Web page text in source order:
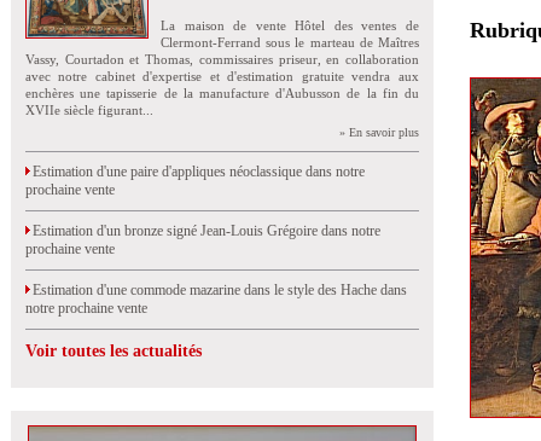
La maison de vente Hôtel des ventes de
Clermont-Ferrand sous le marteau de Maîtres
Vassy, Courtadon et Thomas, commissaires priseur, en collaboration
avec notre cabinet d'expertise et d'estimation gratuite vendra aux
enchères une tapisserie de la manufacture d'Aubusson de la fin du
XVIIe siècle figurant...
» En savoir plus
Estimation d'une paire d'appliques néoclassique dans notre
prochaine vente
Estimation d'un bronze signé Jean-Louis Grégoire dans notre
prochaine vente
Estimation d'une commode mazarine dans le style des Hache dans
notre prochaine vente
Voir toutes les actualités